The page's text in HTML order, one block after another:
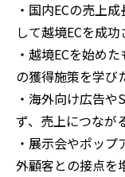
・国内ECの売上
して越境ECを成
・越境ECを始め
の獲得施策を学び
・海外向け広告
ず、売上につなが
・展示会やポッ
外顧客との接点を